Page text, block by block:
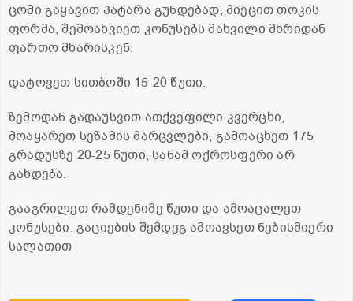
ცომი გაყავით პატარა გუნდებად, მიეცით თოკის
ფორმა, შემოახვიეთ კონუსებს მახვილი მხრიდან
ფართო მხარისკენ.
დატოვეთ სითბოში 15-20 წუთი.
ზემოდან გადაუსვით ათქვეფილი კვერცხი,
მოაყარეთ სეზამის მარცვლები, გამოაცხეთ 175
გრადუსზე 20-25 წუთი, სანამ ოქროსფერი არ
გახდება.
გააგრილეთ რამდენიმე წუთი და ამოაცალეთ
კონუსები. გაციების შემდეგ ამოავსეთ ნებისმიერი
სალათით